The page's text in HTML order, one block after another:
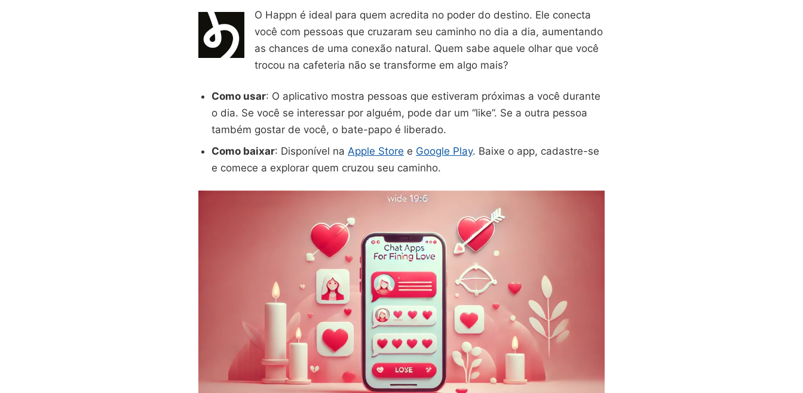
O Happn é ideal para quem acredita no poder do destino. Ele conecta
você com pessoas que cruzaram seu caminho no dia a dia, aumentando
as chances de uma conexão natural. Quem sabe aquele olhar que você
trocou na cafeteria não se transforme em algo mais?
Como usar: O aplicativo mostra pessoas que estiveram próximas a você durante
o dia. Se você se interessar por alguém, pode dar um “like”. Se a outra pessoa
também gostar de você, o bate-papo é liberado.
Como baixar: Disponível na Apple Store e Google Play. Baixe o app, cadastre-se
e comece a explorar quem cruzou seu caminho.